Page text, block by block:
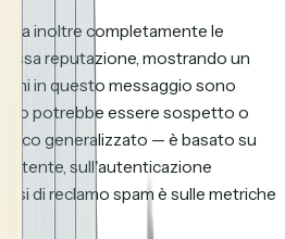
inoltre completamente le
reputazione, mostrando un
in questo messaggio sono
potrebbe essere sospetto o
generalizzato — è basato su
sull'autenticazione
di reclamo spam è sulle metriche